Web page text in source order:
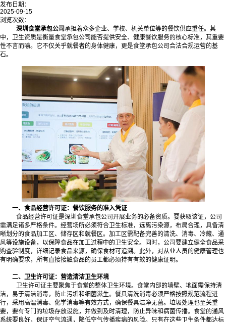
发布日期：
2025-09-15
浏览次数：
深圳食堂承包公司承担着众多企业、学校、机关单位等的餐饮供应重任。其
中，卫生资质是衡量食堂承包公司能否提供安全、健康餐饮服务的核心标准，其重要
性不言而喻。它不仅关乎就餐者的身体健康，更是食堂承包公司合法合规运营的基
石。
一、食品经营许可证：餐饮服务的准入凭证
食品经营许可证是深圳食堂承包公司开展业务的必备资质。要获取该证，公司
需满足诸多严格条件。经营场所必须符合卫生标准，远离污染源，布局合理，具备清
晰划分的食品加工区、储存区和就餐区。加工区需配备完善的清洗、消毒、冷藏、通
风等设施设备，以保障食品在加工过程中的卫生安全。同时，公司要建立健全食品采
购查验制度，详细记录食品来源，确保食材可追溯。此外，对从业人员的健康管理也
有明确要求，所有直接接触食品的员工都必须持有有效的健康证明。
二、卫生许可证：营造清洁卫生环境
卫生许可证主要聚焦于食堂的整体卫生环境。食堂内部的墙壁、地面需保持清
洁，易于清洁消毒，防止污垢和细菌滋生。餐具清洗消毒必须严格按照规范流程进
行，采用高温消毒、化学消毒等有效方式，确保餐具洁净无菌。垃圾处理也至关重
要，要有专门的垃圾存放设施，并做到及时清理，防止异味和病菌传播。食堂的通风
系统要良好，保证空气流通，降低空气传播疾病的风险。只有在这些卫生条件都达标